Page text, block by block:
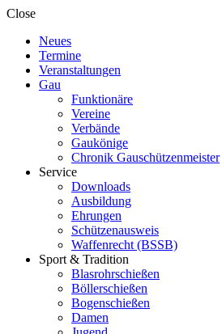
Close
Neues
Termine
Veranstaltungen
Gau
Funktionäre
Vereine
Verbände
Gaukönige
Chronik Gauschützenmeister
Service
Downloads
Ausbildung
Ehrungen
Schützenausweis
Waffenrecht (BSSB)
Sport & Tradition
Blasrohrschießen
Böllerschießen
Bogenschießen
Damen